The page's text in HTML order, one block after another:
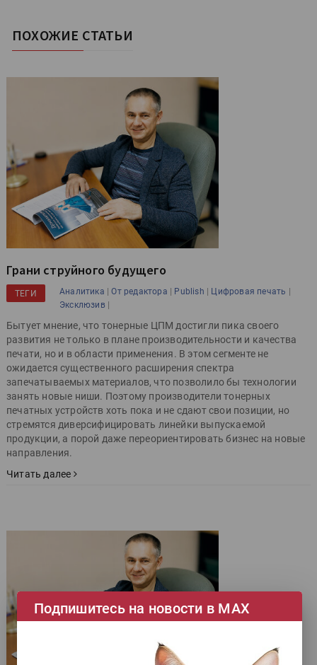
ПОХОЖИЕ СТАТЬИ
Грани струйного будущего
ТЕГИ Аналитика |От редактора | Publish | Цифровая печать |
Эксклюзив |
Бытует мнение, что тонерные ЦПМ достигли пика своего
развития не только в плане производительности и качества
печати, но и в области применения. В этом сегменте не
ожидается существенного расширения спектра
запечатываемых материалов, что позволило бы технологии
занять новые ниши. Поэтому производители тонерных
печатных устройств хоть пока и не сдают свои позиции, но
стремятся диверсифицировать линейки выпускаемой
продукции, а порой даже переориентировать бизнес на новые
направления.
Читать далее
Подпишитесь на новости в МАХ